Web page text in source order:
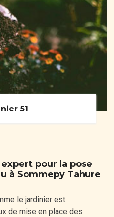
51
pour la pose
à Sommepy Tahure
le jardinier est
de mise en place des